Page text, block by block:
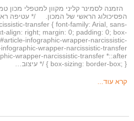
הזמנה לסמינר קליני מקוון למטפלי מכון
transfer { font-family: Arial, sans-
align: right; margin: 0; padding: 0; box-
infographic-wrapper-narcissistic-
wrapper-narcissistic-transfer
wrapper-narcissistic-transfer *::after
{ box-sizing: border-box; } /* עיצוב…
קרא עוד...